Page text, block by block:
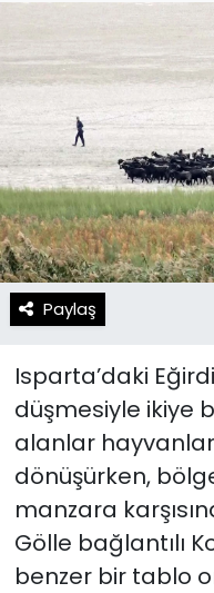
Paylaş
Isparta’daki
düşmesiyle ikiye
alanlar
dönüşürken,
manzara
Gölle bağlantılı
benzer bir tablo
Teknoloji
Resmi İlanlar
Künye
Gizlilik
İletişim